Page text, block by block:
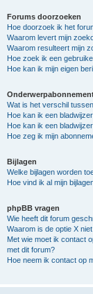
Forums doorzoeken
Hoe doorzoek ik het
Waarom levert mijn
Waarom resulteert mijn
Hoe zoek ik een
Hoe kan ik mijn eigen
Wat is het verschil
Hoe kan ik een
Hoe kan ik een
Hoe zeg ik mijn
Bijlagen
Welke bijlagen worden
Hoe vind ik al mijn
phpBB vragen
Wie heeft dit forum
Waarom is de optie X
Met wie moet ik contact
met dit forum?
Hoe neem ik contact op